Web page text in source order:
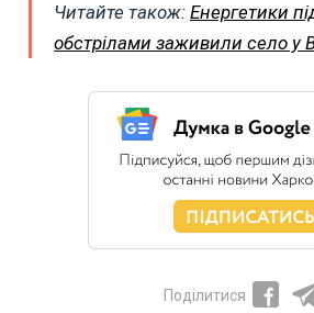
Читайте також: Енергетики
обстрілами заживили село у
Поділитися